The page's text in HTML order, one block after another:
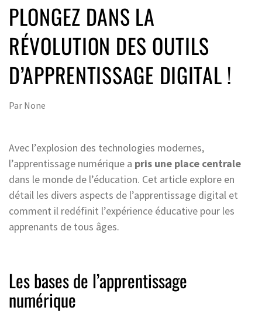
PLONGEZ DANS LA
RÉVOLUTION DES OUTILS
D’APPRENTISSAGE DIGITAL !
Par None
Avec l’explosion des technologies modernes,
l’apprentissage numérique a pris une place centrale
dans le monde de l’éducation. Cet article explore en
détail les divers aspects de l’apprentissage digital et
comment il redéfinit l’expérience éducative pour les
apprenants de tous âges.
Les bases de l’apprentissage
numérique